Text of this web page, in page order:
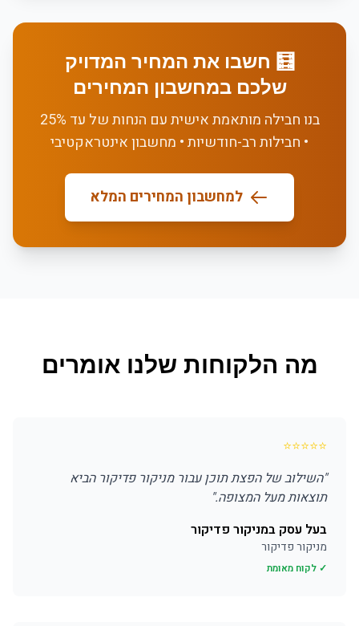
🧮 חשבו את המחיר המדויק
שלכם במחשבון המחירים
בנו חבילה מותאמת אישית עם הנחות של עד 25%
• חבילות רב-חודשיות • מחשבון אינטראקטיבי
למחשבון המחירים המלא
מה הלקוחות שלנו אומרים
⭐
⭐
⭐
⭐
⭐
"השילוב של הפצת תוכן עבור מניקור פדיקור הביא
תוצאות מעל המצופה."
בעל עסק במניקור פדיקור
מניקור פדיקור
✓ לקוח מאומת